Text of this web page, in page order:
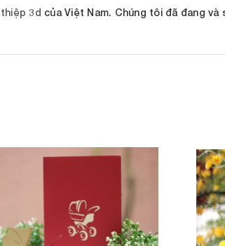
3d của Việt Nam. Chúng tôi đã đang